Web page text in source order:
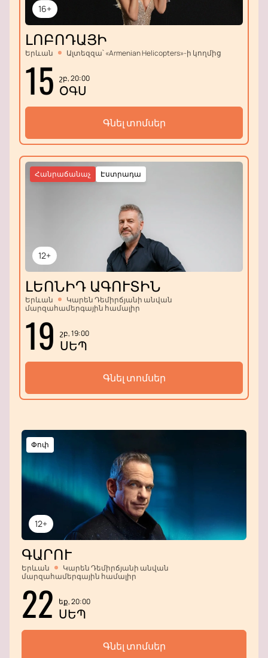
հնարավորությունը:
16+
ԼՈԲՈԴԱՅԻ
Երևան Ալտեզզա՝ «Armenian Helicopters»-ի կողմից
15 շբ, 20:00
ՕԳՍ
Գնել տոմսեր
12+
Էստրադա
Հանրաճանաչ
ԼԵՈՆԻԴ ԱԳՈՒՏԻՆ
Երևան
Կարեն Դեմիրճյանի անվան
մարզահամերգային համալիր
19 շբ, 19:00
ՍԵՊ
Գնել տոմսեր
12+
Փոփ
ԳԱՐՈՒ
Երևան
Կարեն Դեմիրճյանի անվան
մարզահամերգային համալիր
22 եք, 20:00
ՍԵՊ
Գնել տոմսեր